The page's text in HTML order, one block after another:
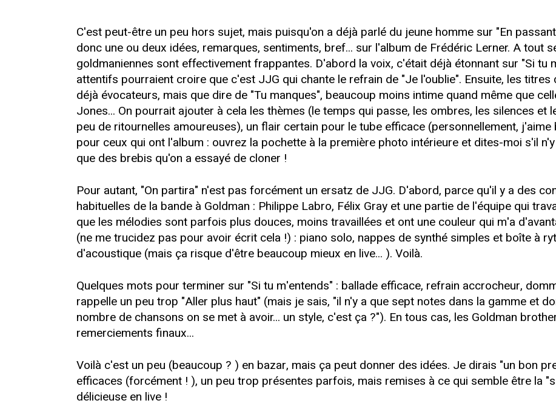
C'est peut-être un peu hors sujet, mais puisqu'on a déjà parlé du jeune homme sur "En
donc une ou deux idées, remarques, sentiments, bref... sur l'album de Frédéric Lerner. A tout
goldmaniennes sont effectivement frappantes. D'abord la voix, c'était déjà étonnant sur "Si tu
attentifs pourraient croire que c'est JJG qui chante le refrain de "Je l'oublie". Ensuite, les titres
déjà évocateurs, mais que dire de "Tu manques", beaucoup moins intime quand même que
Jones... On pourrait ajouter à cela les thèmes (le temps qui passe, les ombres, les silences
peu de ritournelles amoureuses), un flair certain pour le tube efficace (personnellement,
pour ceux qui ont l'album : ouvrez la pochette à la première photo intérieure et dites-moi s'il
que des brebis qu'on a essayé de cloner !
Pour autant, "On partira" n'est pas forcément un ersatz de JJG. D'abord, parce qu'il y a des
habituelles de la bande à Goldman : Philippe Labro, Félix Gray et une partie de l'équipe qui
que les mélodies sont parfois plus douces, moins travaillées et ont une couleur qui m'a
(ne me trucidez pas pour avoir écrit cela !) : piano solo, nappes de synthé simples et boîte à
d'acoustique (mais ça risque d'être beaucoup mieux en live... ). Voilà.
Quelques mots pour terminer sur "Si tu m'entends" : ballade efficace, refrain accrocheur,
rappelle un peu trop "Aller plus haut" (mais je sais, "il n'y a que sept notes dans la gamme et
nombre de chansons on se met à avoir... un style, c'est ça ?"). En tous cas, les Goldman
remerciements finaux...
Voilà c'est un peu (beaucoup ? ) en bazar, mais ça peut donner des idées. Je dirais "un bon
efficaces (forcément ! ), un peu trop présentes parfois, mais remises à ce qui semble être la
délicieuse en live !